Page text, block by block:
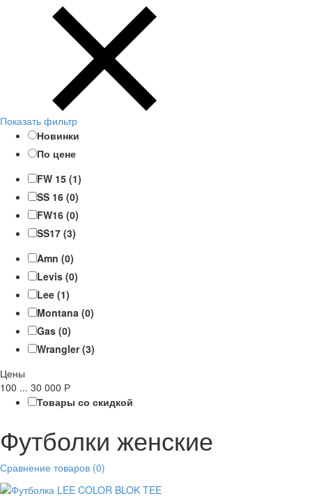
Показать фильтр
Новинки
По цене
FW 15 (1)
SS 16 (0)
FW16 (0)
SS17 (3)
Amn (0)
Levis (0)
Lee (1)
Montana (0)
Gas (0)
Wrangler (3)
Цены
100 ... 30 000 Р
Товары со скидкой
Футболки женские
Сравнение товаров (0)